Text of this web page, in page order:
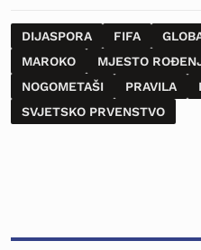
DIJASPORA FIFA
MAROKO
MJESTO
NOGOMETAŠI
PRAVILA
SVJETSKO PRVENSTVO